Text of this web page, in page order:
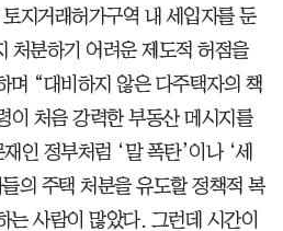
지거래허가구역 내 세입자를 둔
처분하기 어려운 제도적 허점을
며 “대비하지 않은 다주택자의 책
이 처음 강력한 부동산 메시지를
인 정부처럼 ‘말 폭탄’이나 ‘세
의 주택 처분을 유도할 정책적 복
는 사람이 많았다. 그런데 시간이